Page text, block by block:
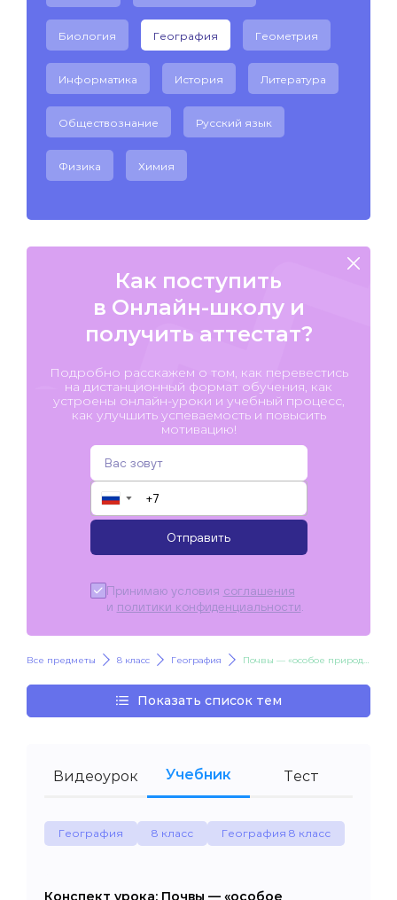
Биология География Геометрия
Информатика История Литература
Обществознание Русский язык
Физика Химия
Как поступить
в Онлайн-школу и
получить аттестат?
Подробно расскажем о том, как перевестись
на дистанционный формат обучения, как
устроены онлайн-уроки и учебный процесс,
как улучшить успеваемость и повысить
мотивацию!
▼
Отправить
Принимаю условия соглашения
и политики конфиденциальности
Все предметы 8 класс География Почвы — «особое природное тело». География почв России
Показать список тем
Видеоурок Учебник Тест
География 8 класс География 8 класс
Конспект урока: Почвы — «особое